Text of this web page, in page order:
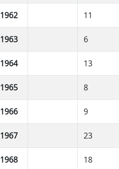
1962 11
1963 6
1964 13
1965 8
1966 9
1967 23
1968 18